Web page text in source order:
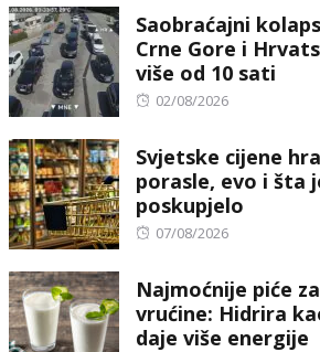
Saobraćajni
Crne Gore i
više od 10 sati
Posted
02/08/2026
Svjetske cijene
porasle, evo i šta
poskupjelo
Posted
07/08/2026
Najmoćnije piće
vrućine: Hidrira
daje više energije